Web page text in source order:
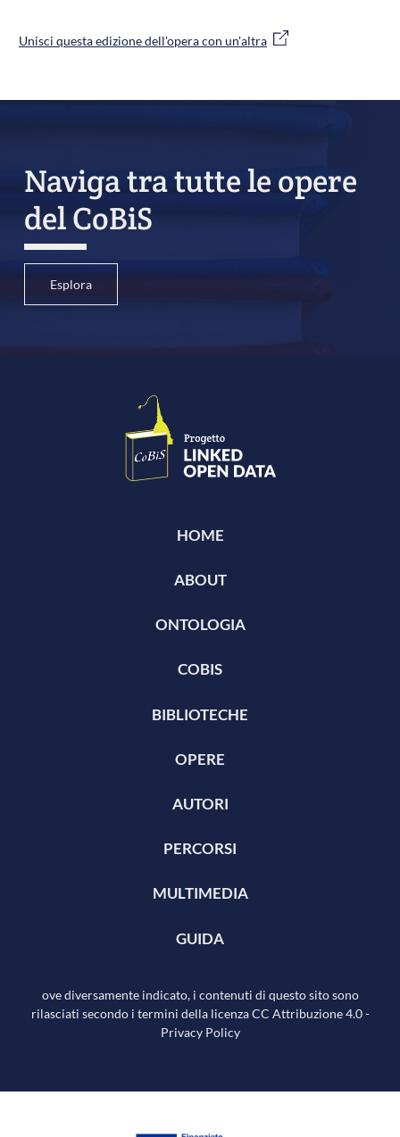
Unisci questa edizione dell'opera con un'altra
Naviga tra tutte le opere
del CoBiS
Esplora
HOME
ABOUT
ONTOLOGIA
COBIS
BIBLIOTECHE
OPERE
AUTORI
PERCORSI
MULTIMEDIA
GUIDA
ove diversamente indicato, i contenuti di questo sito sono
rilasciati secondo i termini della licenza CC Attribuzione 4.0-
Privacy Policy